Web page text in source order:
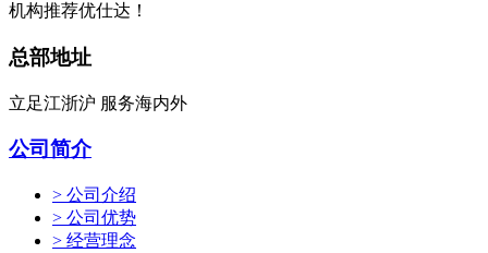
机构推荐优仕达！
总部地址
立足江浙沪 服务海内外
公司简介
> 公司介绍
> 公司优势
> 经营理念